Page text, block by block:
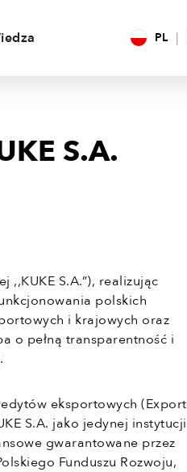
PL
S.A.
S.A.”), realizując
polskich
i krajowych oraz
o pełną transparentność i
eksportowych (Export
S.A. jako jedynej instytucji
gwarantowane przez
Funduszu Rozwoju,